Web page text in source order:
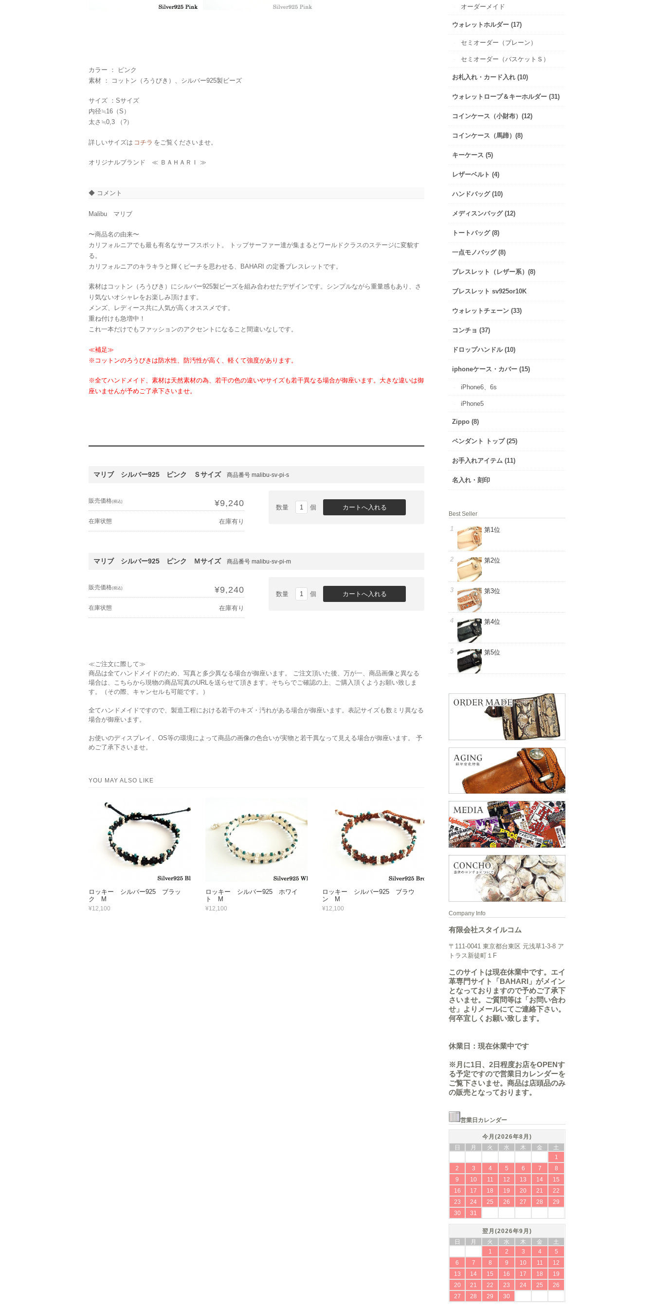
カラー ： ピンク
素材 ： コットン（ろうびき）、シルバー925製ビーズ
サイズ ：Sサイズ
内径≒16（S）
太さ≒0,3 （?）
詳しいサイズは コチラ をご覧くださいませ。
オリジナルブランド ≪ ＢＡＨＡＲＩ ≫
◆ コメント
Malibu マリブ
〜商品名の由来〜
カリフォルニアでも最も有名なサーフスポット。 トップサーファー達が集まるとワールドクラスのステージに変貌す
る。
カリフォルニアのキラキラと輝くビーチを思わせる、BAHARI の定番ブレスレットです。
素材はコットン（ろうびき）にシルバー925製ビーズを組み合わせたデザインです。シンプルながら重量感もあり、さ
り気ないオシャレをお楽しみ頂けます。
メンズ、レディース共に人気が高くオススメです。
重ね付けも急増中！
これ一本だけでもファッションのアクセントになること間違いなしです。
≪補足≫
※コットンのろうびきは防水性、防汚性が高く、軽くて強度があります。
※全てハンドメイド、素材は天然素材の為、若干の色の違いやサイズも若干異なる場合が御座います。大きな違いは御
座いませんが予めご了承下さいませ。
マリブ シルバー925 ピンク Ｓサイズ 商品番号 malibu-sv-pi-s
販売価格(税込) ¥9,240
在庫状態 在庫有り
数量 個
マリブ シルバー925 ピンク Ｍサイズ 商品番号 malibu-sv-pi-m
販売価格(税込) ¥9,240
在庫状態 在庫有り
数量 個
≪ご注文に際して≫
商品は全てハンドメイドのため、写真と多少異なる場合が御座います。 ご注文頂いた後、万が一、商品画像と異なる
場合は、こちらから現物の商品写真のURLを送らせて頂きます。そちらでご確認の上、ご購入頂くようお願い致しま
す。（その際、キャンセルも可能です。）
全てハンドメイドですので、製造工程における若干のキズ・汚れがある場合が御座います。表記サイズも数ミリ異なる
場合が御座います。
お使いのディスプレイ、OS等の環境によって商品の画像の色合いが実物と若干異なって見える場合が御座います。 予
めご了承下さいませ。
YOU MAY ALSO LIKE
ロッキー シルバー925 ブラッ
ク M
¥12,100
ロッキー シルバー925 ホワイ
ト M
¥12,100
ロッキー シルバー925 ブラウ
ン M
¥12,100
オーダーメイド
ウォレットホルダー (17)
セミオーダー（プレーン）
セミオーダー（バスケットＳ）
お札入れ・カード入れ (10)
ウォレットロープ＆キーホルダー (31)
コインケース（小財布）(12)
コインケース（馬蹄）(8)
キーケース (5)
レザーベルト (4)
ハンドバッグ (10)
メディスンバッグ (12)
トートバッグ (8)
一点モノバッグ (8)
ブレスレット（レザー系）(8)
ブレスレット sv925or10K
ウォレットチェーン (33)
コンチョ (37)
ドロップハンドル (10)
iphoneケース・カバー (15)
iPhone6、6s
iPhone5
Zippo (8)
ペンダント トップ (25)
お手入れアイテム (11)
名入れ・刻印
Best Seller
第1位
第2位
第3位
第4位
第5位
Company Info
有限会社スタイルコム
〒111-0041 東京都台東区 元浅草1-3-8 ア
トラス新徒町１F
このサイトは現在休業中です。エイ
革専門サイト「BAHARI」がメイン
となっておりますので予めご了承下
さいませ。ご質問等は「お問い合わ
せ」よりメールにてご連絡下さい。
何卒宜しくお願い致します。
休業日：現在休業中です
※月に1日、2日程度お店をOPENす
る予定ですので営業日カレンダーを
ご覧下さいませ。商品は店頭品のみ
の販売となっております。
営業日カレンダー
今月(2026年8月)
日
月 火 水 木 金
土
1
2
3 4 5 6 7
8
9
10 11 12 13 14
15
16
17 18 19 20 21
22
23
24 25 26 27 28
29
30
31
翌月(2026年9月)
日
月 火 水 木 金
土
1
2 3 4
5
6
7 8 9 10 11
12
13
14 15 16 17 18
19
20
21 22 23 24 25
26
27
28 29 30